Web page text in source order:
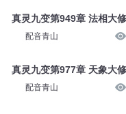
真灵九变第949章 法相大
配音青山
真灵九变第977章 天象大
配音青山